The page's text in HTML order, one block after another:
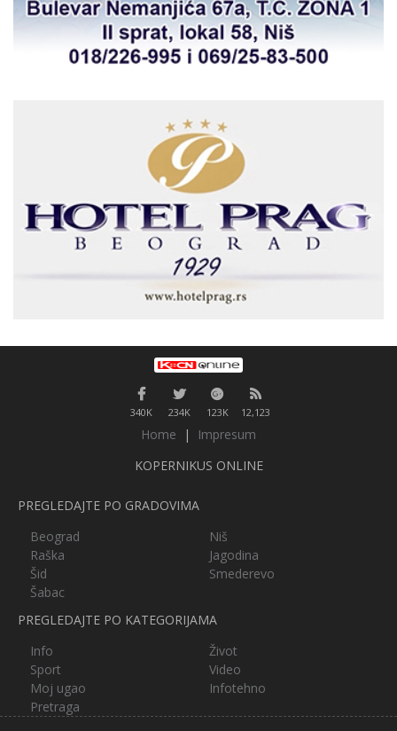
340K 234K 123K 12,123
Home |
Impresum
KOPERNIKUS ONLINE
PREGLEDAJTE PO GRADOVIMA
Beograd
Niš
Raška
Jagodina
Šid
Smederevo
Šabac
PREGLEDAJTE PO KATEGORIJAMA
Info
Život
Sport
Video
Moj ugao
Infotehno
Pretraga